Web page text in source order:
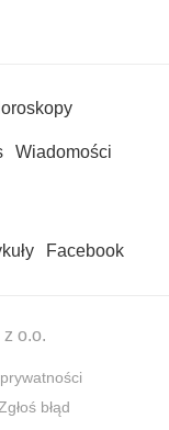
Wiadomości
Facebook
o.o.
Zgłoś błąd